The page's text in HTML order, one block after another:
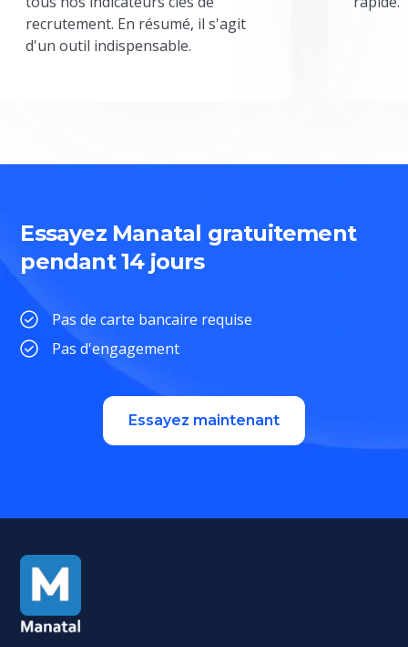
recrutement. En résumé, il s'agit
d'un outil indispensable.
Essayez Manatal gratuitement
pendant 14 jours
Pas de carte bancaire requise
Pas d'engagement
Essayez maintenant